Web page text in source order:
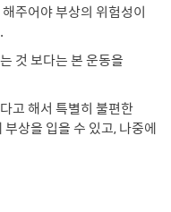
주어야 부상의 위험성이
것 보다는 본 운동을
고 해서 특별히 불편한
상을 입을 수 있고, 나중에